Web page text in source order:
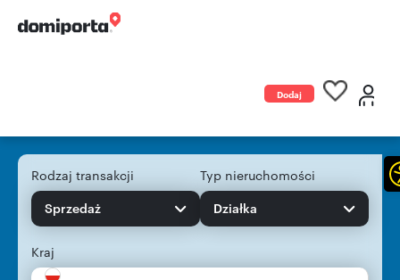
Dodaj
Rodzaj transakcji
Sprzedaż
Typ nieruchomości
Działka
Kraj